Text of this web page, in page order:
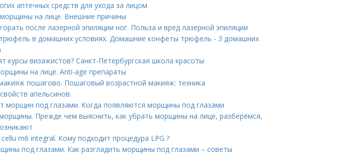
аптечных средств для ухода за лицом
на лице. Внешние причины
после лазерной эпиляции ног. Польза и вред лазерной эпиляции
в домашних условиях. Домашние конфеты трюфель - 3 домашних
курсы визажистов? Санкт-Петербургская школа красоты
на лице. Anti-age препараты
пошагово. Пошаговый возрастной макияж: техника
апельсинов.
морщин под глазами. Когда появляются морщины под глазами
Прежде чем выяснить, как убрать морщины на лице, разберёмся,
m6 integral. Кому подходит процедура LPG ?
под глазами. Как разгладить морщины под глазами – советы